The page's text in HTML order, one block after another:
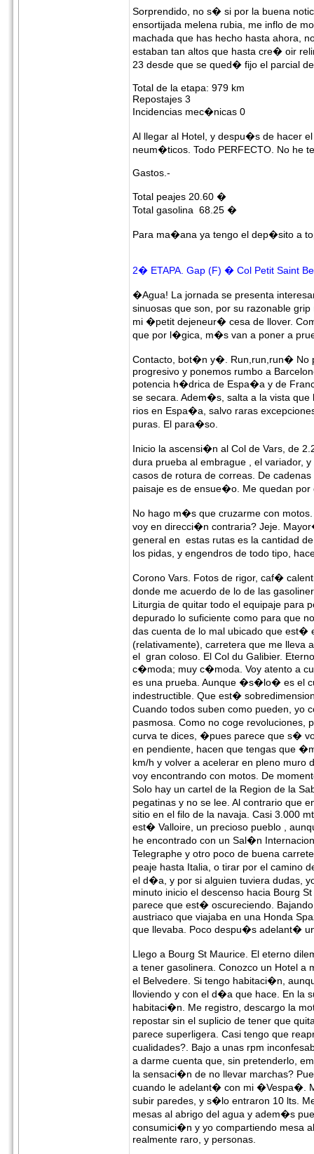
Sorprendido, no s� si por la buena
ensortijada melena rubia, me inflo de
machada que has hecho hasta ahora,
estaban tan altos que hasta cre� oir
23 desde que se qued� fijo el parcial
Total de la etapa: 979 km
Repostajes 3
Incidencias mec�nicas 0
Al llegar al Hotel, y despu�s de hacer
neum�ticos. Todo PERFECTO. No he
Gastos.-
Total peajes 20.60 �
Total gasolina 68.25 �
Para ma�ana ya tengo el dep�sito a
2� ETAPA. Gap (F) � Col Petit Saint
�Agua! La jornada se presenta
sinuosas que son, por su razonable
mi �petit dejeneur� cesa de llover.
que por l�gica, m�s van a poner a
Contacto, bot�n y�. Run,run,run� No
progresivo y ponemos rumbo a
potencia h�drica de Espa�a y de
se secara. Adem�s, salta a la vista
rios en Espa�a, salvo raras
puras. El para�so.
Inicio la ascensi�n al Col de Vars, de
dura prueba al embrague , el variador,
casos de rotura de correas. De
paisaje es de ensue�o. Me quedan
No hago m�s que cruzarme con
voy en direcci�n contraria? Jeje.
general en estas rutas es la cantidad
los pidas, y engendros de todo tipo,
Corono Vars. Fotos de rigor, caf�
donde me acuerdo de lo de las
Liturgia de quitar todo el equipaje para
depurado lo suficiente como para que
das cuenta de lo mal ubicado que
(relativamente), carretera que me lleva
el gran coloso. El Col du Galibier.
c�moda; muy c�moda. Voy atento a
es una prueba. Aunque �s�lo� es el
indestructible. Que est�
Cuando todos suben como pueden, yo
pasmosa. Como no coge revoluciones,
curva te dices, �pues parece que s�
en pendiente, hacen que tengas que
km/h y volver a acelerar en pleno muro
voy encontrando con motos. De
Solo hay un cartel de la Region de la
pegatinas y no se lee. Al contrario que
sitio en el filo de la navaja. Casi 3.000
est� Valloire, un precioso pueblo ,
he encontrado con un Sal�n
Telegraphe y otro poco de buena
peaje hasta Italia, o tirar por el camino
el d�a, y por si alguien tuviera dudas,
minuto inicio el descenso hacia Bourg
parece que est� oscureciendo.
austriaco que viajaba en una Honda
que llevaba. Poco despu�s adelant�
Llego a Bourg St Maurice. El eterno
a tener gasolinera. Conozco un Hotel
el Belvedere. Si tengo habitaci�n,
lloviendo y con el d�a que hace. En la
habitaci�n. Me registro, descargo la
repostar sin el suplicio de tener que
parece superligera. Casi tengo que
cualidades?. Bajo a unas rpm
a darme cuenta que, sin pretenderlo,
la sensaci�n de no llevar marchas?
cuando le adelant� con mi �Vespa�.
subir paredes, y s�lo entraron 10 lts.
mesas al abrigo del agua y adem�s
consumici�n y yo compartiendo mesa
realmente raro, y personas.